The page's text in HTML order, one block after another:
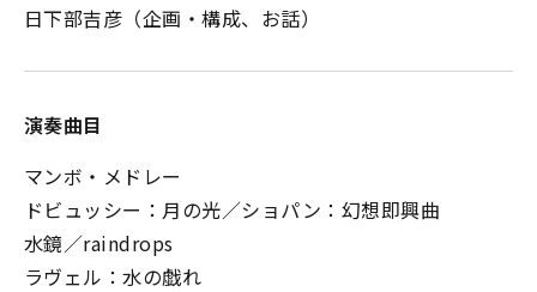
日下部吉彦（企画・構成、お話）
演奏曲目
マンボ・メドレー
ドビュッシー：月の光／ショパン：幻想即興曲
水鏡／raindrops
ラヴェル：水の戯れ